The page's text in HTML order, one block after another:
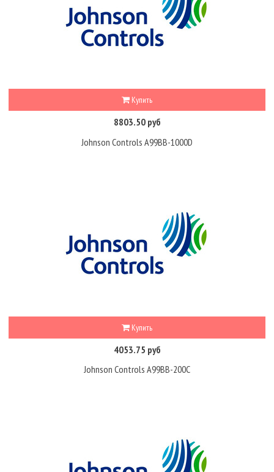
Купить
8803.50 руб
Johnson Controls A99BB-1000D
Купить
4053.75 руб
Johnson Controls A99BB-200C